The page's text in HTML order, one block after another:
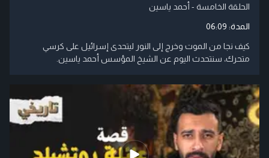
الحلقة الخامسة - أحمد ياسين
المدة: 06:09
كيف نجا من الموت وخرج إلى النور ليتحدى إسرائيل على كرسي
متحرك، سنتحدث اليوم عن الشيخ المؤسس أحمد ياسين.